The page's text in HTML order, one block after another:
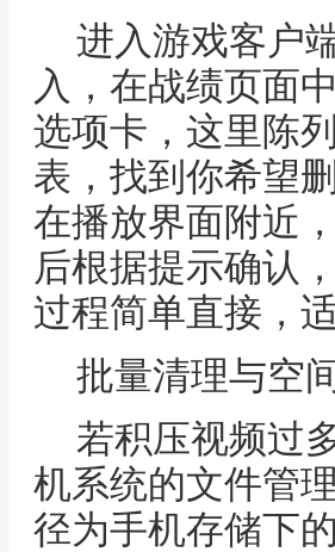
进入游戏客户
入，在战绩页面
选项卡，这里陈
表，找到你希望
在播放界面附近
后根据提示确认
过程简单直接，
批量清理与空
若积压视频过
机系统的文件管
径为手机存储下